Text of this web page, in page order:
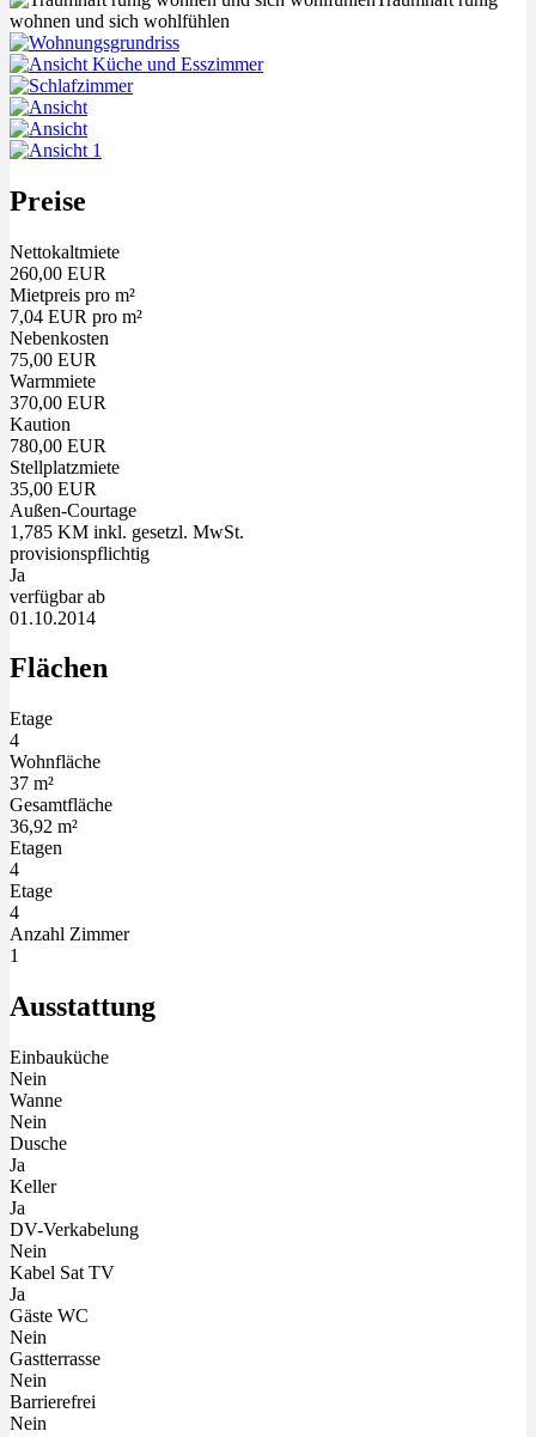
Preise
Nettokaltmiete
260,00 EUR
Mietpreis pro m²
7,04 EUR pro m²
Nebenkosten
75,00 EUR
Warmmiete
370,00 EUR
Kaution
780,00 EUR
Stellplatzmiete
35,00 EUR
Außen-Courtage
1,785 KM inkl. gesetzl. MwSt.
provisionspflichtig
Ja
verfügbar ab
01.10.2014
Flächen
Etage
4
Wohnfläche
37 m²
Gesamtfläche
36,92 m²
Etagen
4
Etage
4
Anzahl Zimmer
1
Ausstattung
Einbauküche
Nein
Wanne
Nein
Dusche
Ja
Keller
Ja
DV-Verkabelung
Nein
Kabel Sat TV
Ja
Gäste WC
Nein
Gastterrasse
Nein
Barrierefrei
Nein